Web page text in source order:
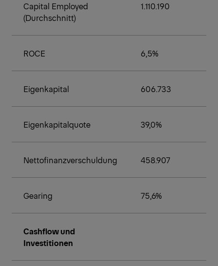
Capital Employed
(Durchschnitt)
1.110.190
ROCE 6,5%
Eigenkapital 606.733
Eigenkapitalquote 39,0%
Nettofinanzverschuldung 458.907
Gearing 75,6%
Cashflow und
Investitionen